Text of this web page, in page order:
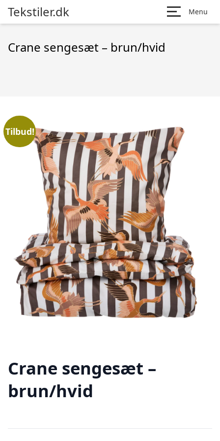
Tekstiler.dk Menu
Crane sengesæt – brun/hvid
Tilbud!
Crane sengesæt –
brun/hvid